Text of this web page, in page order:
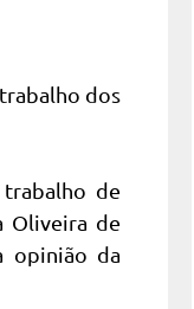
dos
de
Oliveira de
opinião da